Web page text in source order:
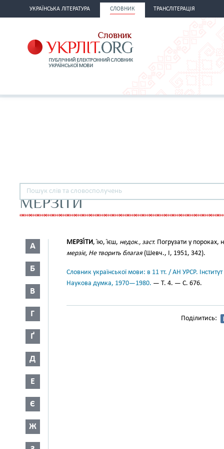
УКРАЇНСЬКА ЛІТЕРАТУРА СЛОВНИК ТРАНСЛІТЕРАЦІЯ
МЕРЗІТИ
А
Б
В
Г
Ґ
Д
Е
Є
Ж
МЕРЗІ́ТИ, і́ю, і́єш, недок., заст. Погрузати у пороках,
мерзіє, Не творить благая (Шевч., І, 1951, 342).
Словник української мови: в 11 тт. / АН УРСР.
Наукова думка, 1970—1980. — Т. 4. — С. 676.
Поділитись: